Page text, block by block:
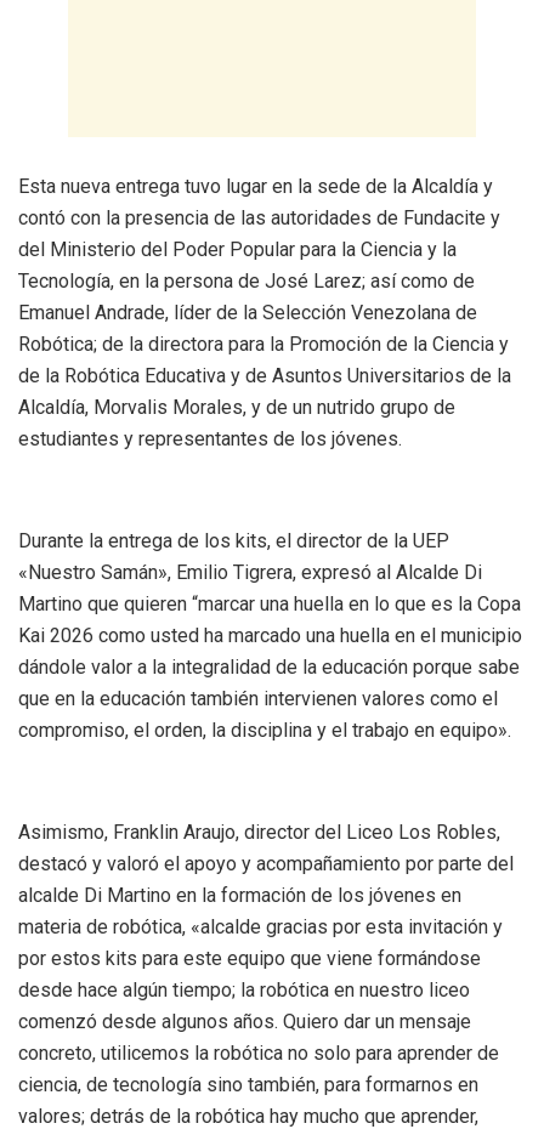
Esta nueva entrega tuvo lugar en la sede de la Alcaldía y
contó con la presencia de las autoridades de Fundacite y
del Ministerio del Poder Popular para la Ciencia y la
Tecnología, en la persona de José Larez; así como de
Emanuel Andrade, líder de la Selección Venezolana de
Robótica; de la directora para la Promoción de la Ciencia y
de la Robótica Educativa y de Asuntos Universitarios de la
Alcaldía, Morvalis Morales, y de un nutrido grupo de
estudiantes y representantes de los jóvenes.
Durante la entrega de los kits, el director de la UEP
«Nuestro Samán», Emilio Tigrera, expresó al Alcalde Di
Martino que quieren “marcar una huella en lo que es la Copa
Kai 2026 como usted ha marcado una huella en el municipio
dándole valor a la integralidad de la educación porque sabe
que en la educación también intervienen valores como el
compromiso, el orden, la disciplina y el trabajo en equipo».
Asimismo, Franklin Araujo, director del Liceo Los Robles,
destacó y valoró el apoyo y acompañamiento por parte del
alcalde Di Martino en la formación de los jóvenes en
materia de robótica, «alcalde gracias por esta invitación y
por estos kits para este equipo que viene formándose
desde hace algún tiempo; la robótica en nuestro liceo
comenzó desde algunos años. Quiero dar un mensaje
concreto, utilicemos la robótica no solo para aprender de
ciencia, de tecnología sino también, para formarnos en
valores; detrás de la robótica hay mucho que aprender,